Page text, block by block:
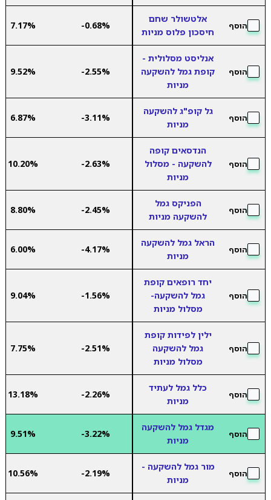
הוסף
אלטשולר שחם
חיסכון פלוס מניות
-0.68%
7.17%
הוסף
אנליסט מסלולית -
קופת גמל להשקעה
מניות
-2.55%
9.52%
הוסף
גל קופ"ג להשקעה
מניות
-3.11%
6.87%
הוסף
הנדסאים קופה
להשקעה - מסלול
מניות
-2.63%
10.20%
הוסף
הפניקס גמל
להשקעה מניות
-2.45%
8.80%
הוסף
הראל גמל להשקעה
מניות
-4.17%
6.00%
הוסף
יחד רופאים קופת
גמל להשקעה-
מסלול מניות
-1.56%
9.04%
הוסף
ילין לפידות קופת
גמל להשקעה
מסלול מניות
-2.51%
7.75%
הוסף
כלל גמל לעתיד
מניות
-2.26%
13.18%
הוסף
מגדל גמל להשקעה
מניות
-3.22%
9.51%
הוסף
מור גמל להשקעה -
מניות
-2.19%
10.56%